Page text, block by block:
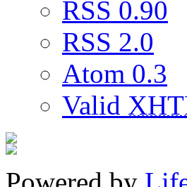
RSS 0.90
RSS 2.0
Atom 0.3
Valid